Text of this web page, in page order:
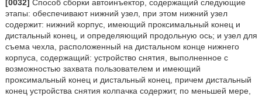
[0032] Способ сборки автоинъектор, содержащий следующие
этапы: обеспечивают нижний узел, при этом нижний узел
содержит: нижний корпус, имеющий проксимальный конец и
дистальный конец, и определяющий продольную ось; и узел для
съема чехла, расположенный на дистальном конце нижнего
корпуса, содержащий: устройство снятия, выполненное с
возможностью захвата пользователем и имеющий
проксимальный конец и дистальный конец, причем дистальный
конец устройства снятия колпачка содержит, по меньшей мере,